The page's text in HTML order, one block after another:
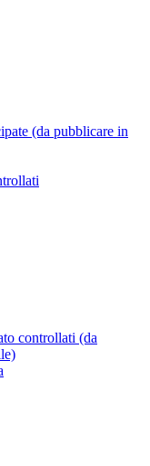
(da pubblicare in
controllati (da